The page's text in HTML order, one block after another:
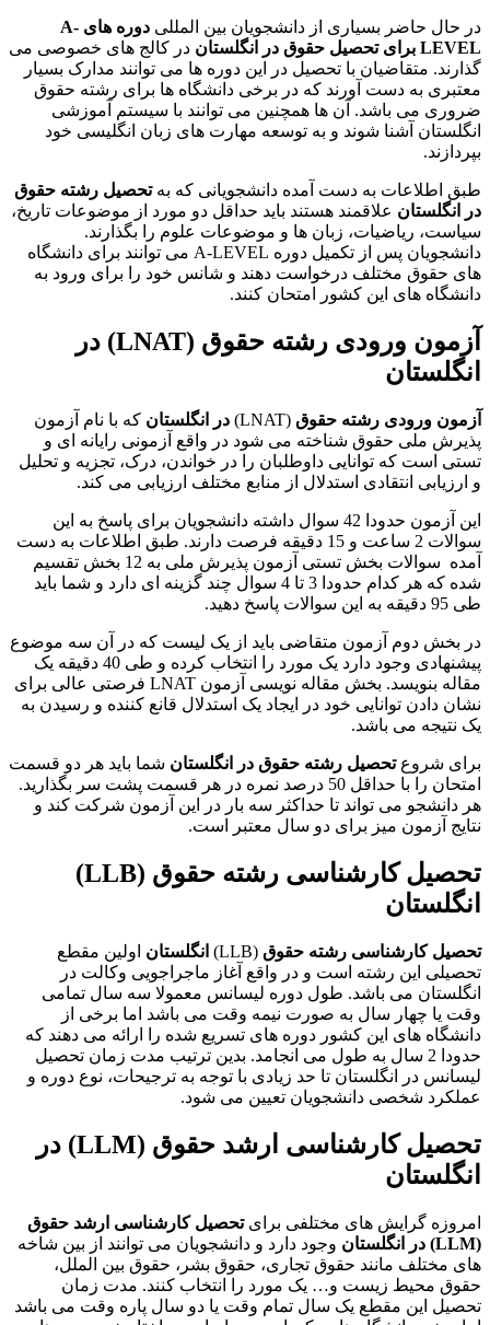
در حال حاضر بسیاری از دانشجویان بین المللی دوره های A-
LEVEL برای تحصیل حقوق در انگلستان در کالج های خصوصی می
گذارند. متقاضیان با تحصیل در این دوره ها می توانند مدارک بسیار
معتبری به دست آورند که در برخی دانشگاه ها برای رشته حقوق
ضروری می باشد. آن ها همچنین می توانند با سیستم آموزشی
انگلستان آشنا شوند و به توسعه مهارت های زبان انگلیسی خود
بپردازند.
طبق اطلاعات به دست آمده دانشجویانی که بهتحصیل رشته حقوق
در انگلستان علاقمند هستند باید حداقل دو مورد از موضوعات تاریخ،
سیاست، ریاضیات، زبان ها و موضوعات علوم را بگذارند.
دانشجویان پس از تکمیل دوره A-LEVEL می توانند برای دانشگاه
های حقوق مختلف درخواست دهند و شانس خود را برای ورود به
دانشگاه های این کشور امتحان کنند.
آزمون ورودی رشته حقوق (LNAT)
در
انگلستان
آزمون ورودی رشته حقوق (LNAT) در انگلستان که با نام آزمون
پذیرش ملی حقوق شناخته می شود در واقع آزمونی رایانه ای و
تستی است که توانایی داوطلبان را در خواندن، درک، تجزیه و تحلیل
و ارزیابی انتقادی استدلال از منابع مختلف ارزیابی می کند.
این آزمون حدودا 42 سوال داشته دانشجویان برای پاسخ به این
سوالات 2 ساعت و 15 دقیقه فرصت دارند. طبق اطلاعات به دست
آمده سوالات بخش تستی آزمون پذیرش ملی به 12 بخش تقسیم
شده که هر کدام حدودا 3 تا 4 سوال چند گزینه ای دارد و شما باید
طی 95 دقیقه به این سوالات پاسخ دهید.
در بخش دوم آزمون متقاضی باید از یک لیست که در آن سه موضوع
پیشنهادی وجود دارد یک مورد را انتخاب کرده و طی 40 دقیقه یک
مقاله بنویسد. بخش مقاله نویسی آزمون LNAT فرصتی عالی برای
نشان دادن توانایی خود در ایجاد یک استدلال قانع کننده و رسیدن به
یک نتیجه می باشد.
برای شروعتحصیل رشته حقوق در انگلستان شما باید هر دو قسمت
امتحان را با حداقل 50 درصد نمره در هر قسمت پشت سر بگذارید.
هر دانشجو می تواند تا حداکثر سه بار در این آزمون شرکت کند و
نتایج آزمون میز برای دو سال معتبر است.
تحصیل کارشناسی رشته حقوق (LLB)
انگلستان
تحصیل کارشناسی رشته حقوق (LLB) انگلستان اولین مقطع
تحصیلی این رشته است و در واقع آغاز ماجراجویی وکالت در
انگلستان می باشد. طول دوره لیسانس معمولا سه سال تمامی
وقت یا چهار سال به صورت نیمه وقت می باشد اما برخی از
دانشگاه های این کشور دوره های تسریع شده را ارائه می دهند که
حدودا 2 سال به طول می انجامد. بدین ترتیب مدت زمان تحصیل
لیسانس در انگلستان تا حد زیادی با توجه به ترجیحات، نوع دوره و
عملکرد شخصی دانشجویان تعیین می شود.
تحصیل کارشناسی ارشد حقوق (LLM)
در
انگلستان
امروزه گرایش های مختلفی برایتحصیل کارشناسی ارشد حقوق
(LLM)
در انگلستان وجود دارد و دانشجویان می توانند از بین شاخه
های مختلف مانند حقوق تجاری، حقوق بشر، حقوق بین الملل،
حقوق محیط زیست و… یک مورد را انتخاب کنند. مدت زمان
تحصیل این مقطع یک سال تمام وقت یا دو سال پاره وقت می باشد